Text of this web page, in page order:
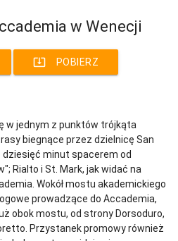
w Wenecji
system_update_alt POBIERZ
w jednym z punktów trójkąta
biegnące przez dzielnicę San
dziesięć minut spacerem od
Rialto i St. Mark, jak widać na
Wokół mostu akademickiego
prowadzące do Accademia,
obok mostu, od strony Dorsoduro,
Przystanek promowy również